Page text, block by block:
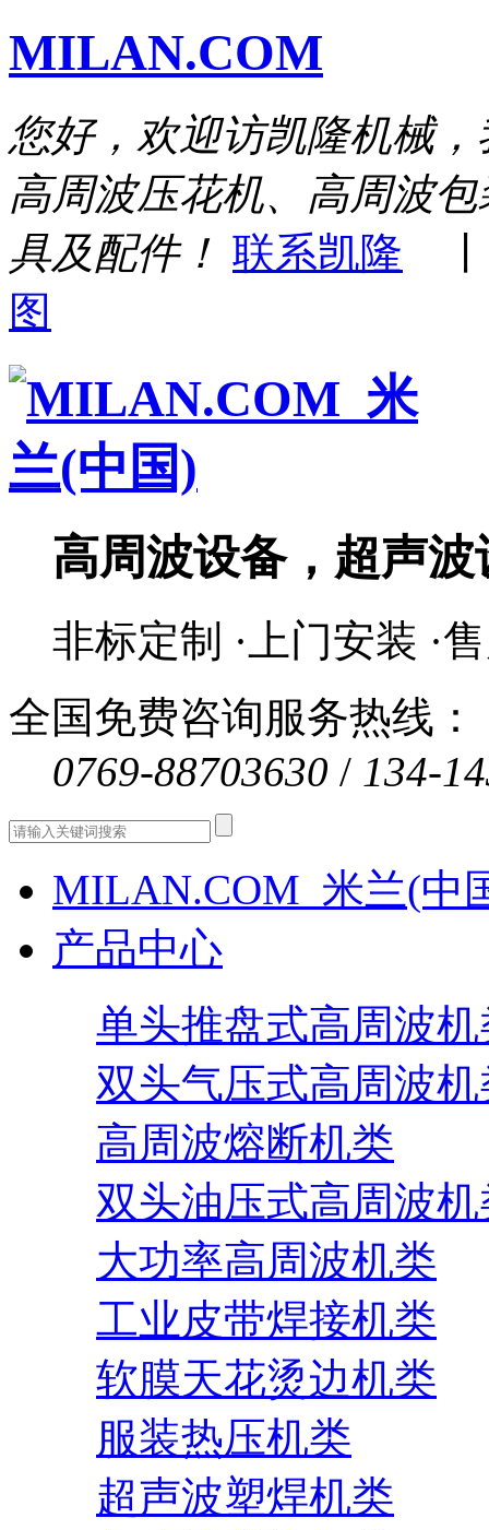
MILAN.COM
您好，欢迎访凯隆机械
高周波压花机、高周波
具及配件！ 联系凯隆
图
高周波设备，超声
非标定制 ·上门安装 ·
全国免费咨询服务热线：
0769-88703630 / 134-
MILAN.COM_米兰(中
产品中心
单头推盘式高周波机
双头气压式高周波机
高周波熔断机类
双头油压式高周波机
大功率高周波机类
工业皮带焊接机类
软膜天花烫边机类
服装热压机类
超声波塑焊机类